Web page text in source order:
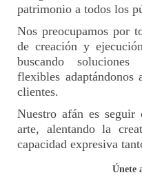
patrimonio a todos los
Nos preocupamos por
de creación y
buscando
flexibles adaptándonos
clientes.
Nuestro afán es seguir
arte, alentando la
capacidad expresiva
Únete